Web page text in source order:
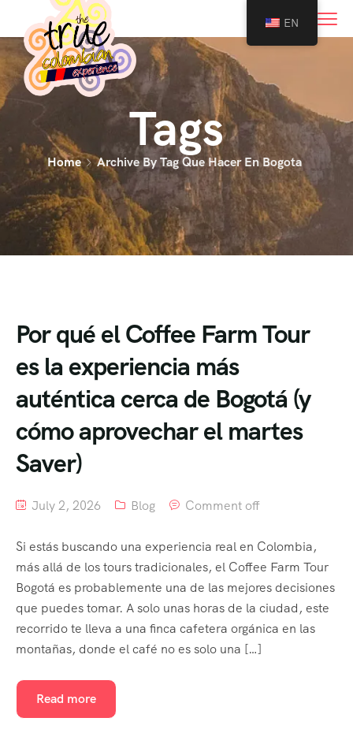
Tags
Home Archive By Tag Que Hacer En Bogota
Por qué el Coffee Farm Tour
es la experiencia más
auténtica cerca de Bogotá (y
cómo aprovechar el martes
Saver)
July 2, 2026 Blog Comment off
Si estás buscando una experiencia real en Colombia,
más allá de los tours tradicionales, el Coffee Farm Tour
Bogotá es probablemente una de las mejores decisiones
que puedes tomar. A solo unas horas de la ciudad, este
recorrido te lleva a una finca cafetera orgánica en las
montañas, donde el café no es solo una […]
Read more
EN